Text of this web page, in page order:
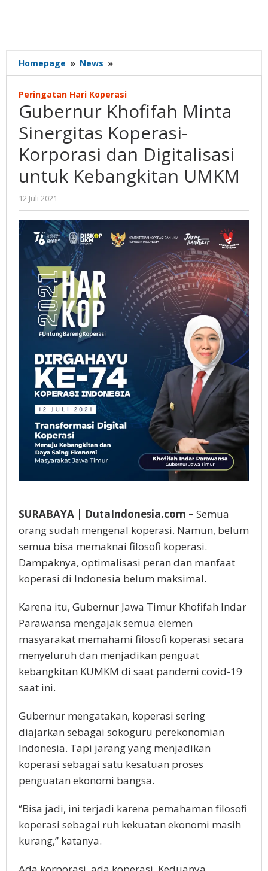
Homepage » News »
Khofifah
Sinergitas
Koperasi-
Korporasi
dan
Digitalisasi
untuk
Kebangkitan
UMKM
Peringatan Hari Koperasi
Gubernur Khofifah Minta
Sinergitas Koperasi-
Korporasi dan Digitalisasi
untuk Kebangkitan UMKM
12 Juli 2021
Gatot
Susanto
SURABAYA | DutaIndonesia.com – Semua
orang sudah mengenal koperasi. Namun, belum
semua bisa memaknai filosofi koperasi.
Dampaknya, optimalisasi peran dan manfaat
koperasi di Indonesia belum maksimal.
Karena itu, Gubernur Jawa Timur Khofifah Indar
Parawansa mengajak semua elemen
masyarakat memahami filosofi koperasi secara
menyeluruh dan menjadikan penguat
kebangkitan KUMKM di saat pandemi covid-19
saat ini.
Gubernur mengatakan, koperasi sering
diajarkan sebagai sokoguru perekonomian
Indonesia. Tapi jarang yang menjadikan
koperasi sebagai satu kesatuan proses
penguatan ekonomi bangsa.
‘’Bisa jadi, ini terjadi karena pemahaman filosofi
koperasi sebagai ruh kekuatan ekonomi masih
kurang,’’ katanya.